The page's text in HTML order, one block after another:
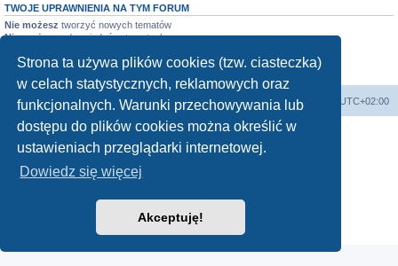
Strona ta używa plików cookies (tzw. ciasteczka)
w celach statystycznych, reklamowych oraz
funkcjonalnych. Warunki przechowywania lub
dostępu do plików cookies można określić w
ustawieniach przeglądarki internetowej.
Dowiedz się więcej
Akceptuję!
TWOJE UPRAWNIENIA NA TYM FORUM
Nie możesz tworzyć nowych tematów
Nie możeszodpowiadać w tematach
Nie możesz usuwać swoich postów
Forum Bike Łódź - Forum Rowerowe Łódź - Forum Szosowe - Forum MTB Strona Główna Strefa czasowa UTC+02:00
Linki partnerskie: strony www lodz Fotografia Analogowa
Polski pakiet językowy dostarcza
Zasady ochrony danych osobowych